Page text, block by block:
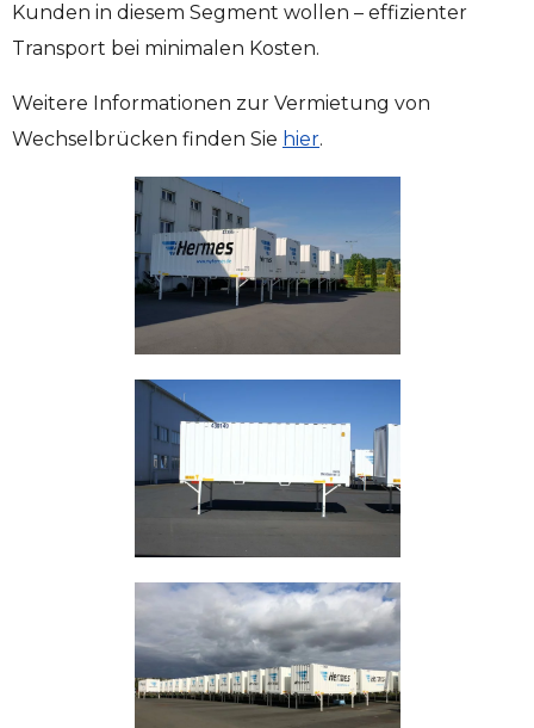
Kunden in diesem Segment wollen – effizienter
Transport bei minimalen Kosten.
Weitere Informationen zur Vermietung von
Wechselbrücken finden Sie hier.